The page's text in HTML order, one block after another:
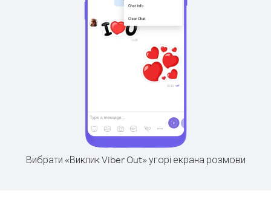
Вибрати «Виклик Viber Out» угорі екрана розмови